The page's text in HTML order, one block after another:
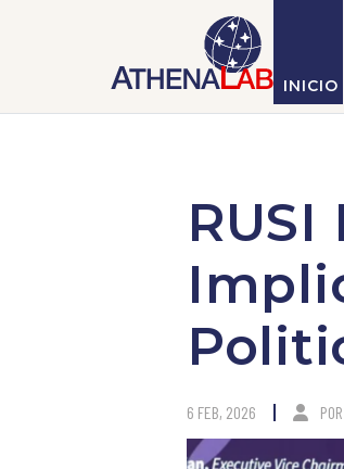
INICIO
6 FEB, 2026 POR